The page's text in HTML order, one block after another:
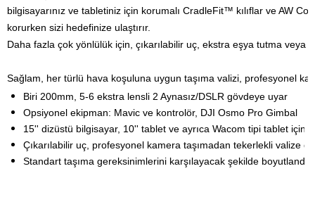
bilgisayarınız ve tabletiniz için korumalı CradleFit™ kılıflar ve AW
korurken sizi hedefinize ulaştırır.
Daha fazla çok yönlülük için, çıkarılabilir uç, ekstra eşya tutma veya
Sağlam, her türlü hava koşuluna uygun taşıma valizi, profesyonel
Biri 200mm, 5-6 ekstra lensli 2 Aynasız/DSLR gövdeye uyar
Opsiyonel ekipman: Mavic ve kontrolör, DJI Osmo Pro Gimbal
15'' dizüstü bilgisayar, 10'' tablet ve ayrıca Wacom tipi tablet için
Çıkarılabilir uç, profesyonel kamera taşımadan tekerlekli valize
Standart taşıma gereksinimlerini karşılayacak şekilde